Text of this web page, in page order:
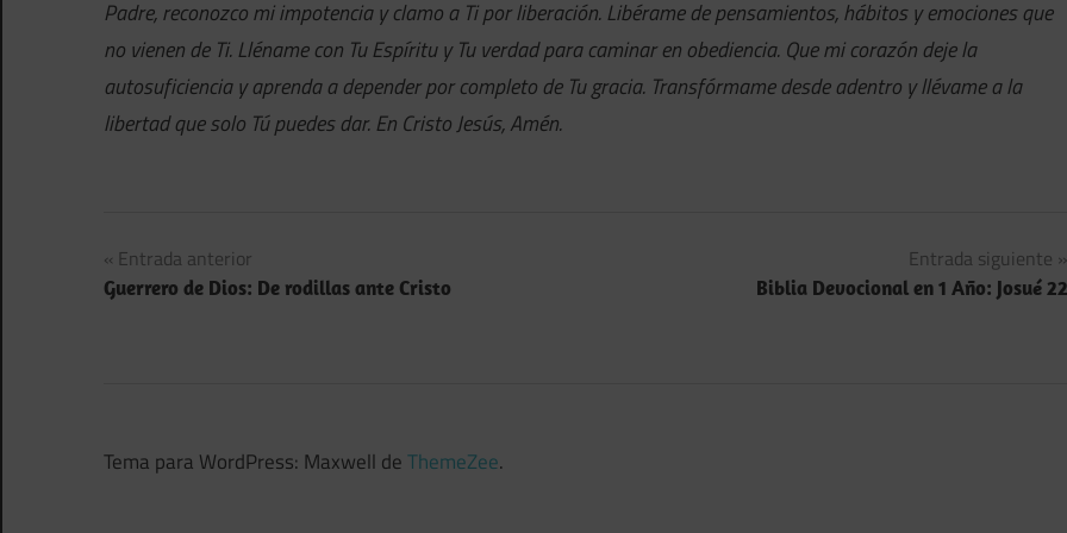
Padre, reconozco mi impotencia y clamo a Ti por liberación. Libérame de pensamientos, hábitos y emociones que
no vienen de Ti. Lléname con Tu Espíritu y Tu verdad para caminar en obediencia. Que mi corazón deje la
autosuficiencia y aprenda a depender por completo de Tu gracia. Transfórmame desde adentro y llévame a la
libertad que solo Tú puedes dar. En Cristo Jesús, Amén.
Navegación
de
Entrada anterior
Guerrero de Dios: De rodillas ante Cristo
Entrada siguiente
Biblia Devocional en 1 Año: Josué 22
Tema para WordPress: Maxwell deThemeZee.